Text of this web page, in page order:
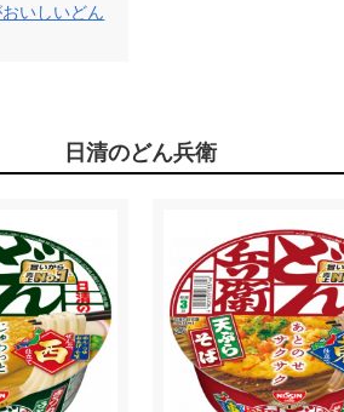
いしいどん
日清のどん兵衛